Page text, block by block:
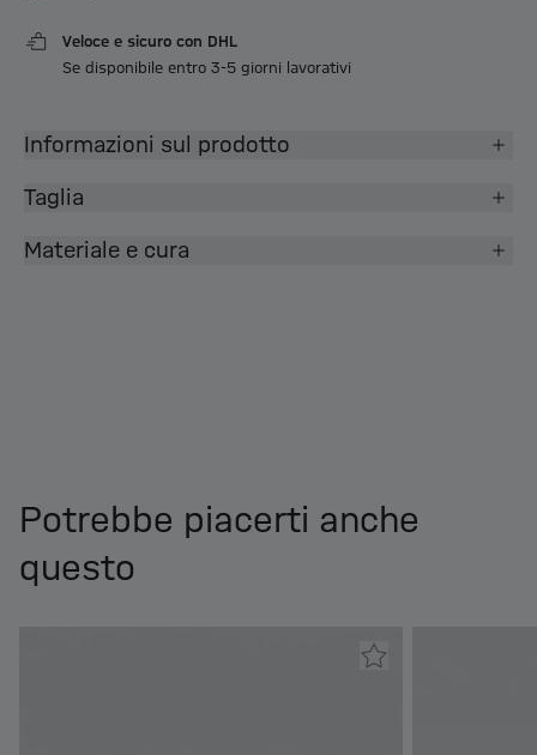
Veloce e sicuro con DHL
Se disponibile entro 3-5 giorni lavorativi
Informazioni sul prodotto
Taglia
Materiale e cura
Potrebbe piacerti anche
questo